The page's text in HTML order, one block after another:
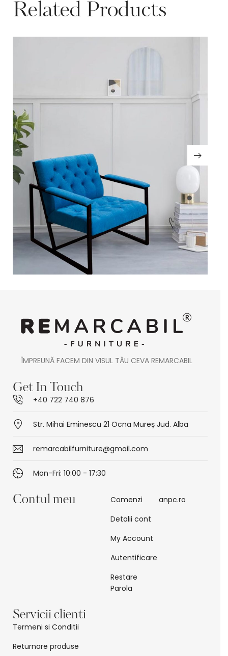
Related Products
ÎMPREUNĂ FACEM DIN VISUL TĂU CEVA REMARCABIL
Get In Touch
+40 722 740 876
Str. Mihai Eminescu 21 Ocna Mureș Jud. Alba
remarcabilfurniture@gmail.com
Mon-Fri: 10:00 - 17:30
Contul meu
Comenzi
Detalii cont
My Account
Autentificare
Restare
Parola
anpc.ro
Servicii clienti
Termeni si Conditii
Returnare produse